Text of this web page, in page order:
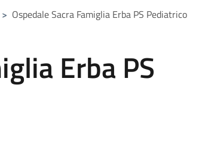
> Ospedale Sacra Famiglia Erba PS Pediatrico
Erba PS